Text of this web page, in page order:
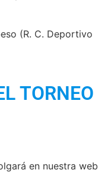
(R. C. Deportivo
TORNEO
en nuestra web